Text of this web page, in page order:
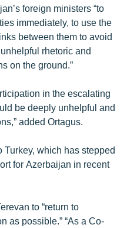
foreign ministers “to
immediately, to use the
between them to avoid
rhetoric and
on the ground.”
in the escalating
be deeply unhelpful and
added Ortagus.
Turkey, which has stepped
for Azerbaijan in recent
to “return to
as possible.” “As a Co-